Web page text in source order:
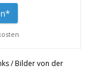
/ Bilder von der